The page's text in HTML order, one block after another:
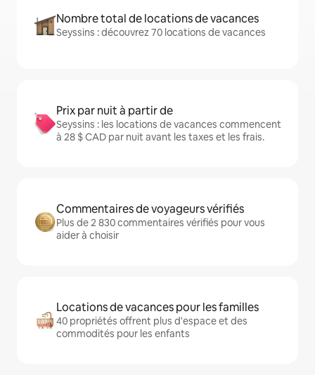
Nombre total de locations de vacances
Seyssins : découvrez 70 locations de vacances
Prix par nuit à partir de
Seyssins : les locations de vacances commencent
à 28 $ CAD par nuit avant les taxes et les frais.
Commentaires de voyageurs vérifiés
Plus de 2 830 commentaires vérifiés pour vous
aider à choisir
Locations de vacances pour les familles
40 propriétés offrent plus d'espace et des
commodités pour les enfants